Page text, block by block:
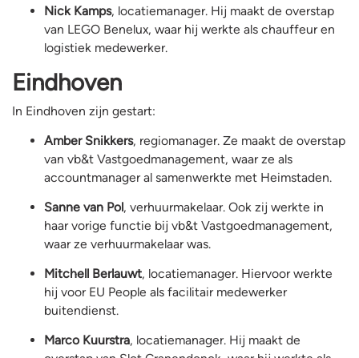
Nick Kamps, locatiemanager. Hij maakt de overstap
van LEGO Benelux, waar hij werkte als chauffeur en
logistiek medewerker.
Eindhoven
In Eindhoven zijn gestart:
Amber Snikkers, regiomanager. Ze maakt de overstap
van vb&t Vastgoedmanagement, waar ze als
accountmanager al samenwerkte met Heimstaden.
Sanne van Pol, verhuurmakelaar. Ook zij werkte in
haar vorige functie bij vb&t Vastgoedmanagement,
waar ze verhuurmakelaar was.
Mitchell Berlauwt, locatiemanager. Hiervoor werkte
hij voor EU People als facilitair medewerker
buitendienst.
Marco Kuurstra, locatiemanager. Hij maakt de